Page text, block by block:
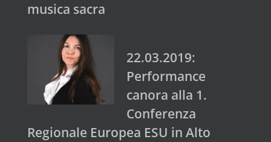
musica sacra
22.03.2019:
Performance
canora alla 1.
Conferenza
Regionale Europea ESU in Alto